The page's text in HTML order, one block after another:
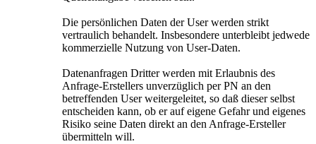
Die persönlichen Daten der User werden strikt
vertraulich behandelt. Insbesondere unterbleibt jedwede
kommerzielle Nutzung von User-Daten.
Datenanfragen Dritter werden mit Erlaubnis des
Anfrage-Erstellers unverzüglich per PN an den
betreffenden User weitergeleitet, so daß dieser selbst
entscheiden kann, ob er auf eigene Gefahr und eigenes
Risiko seine Daten direkt an den Anfrage-Ersteller
übermitteln will.